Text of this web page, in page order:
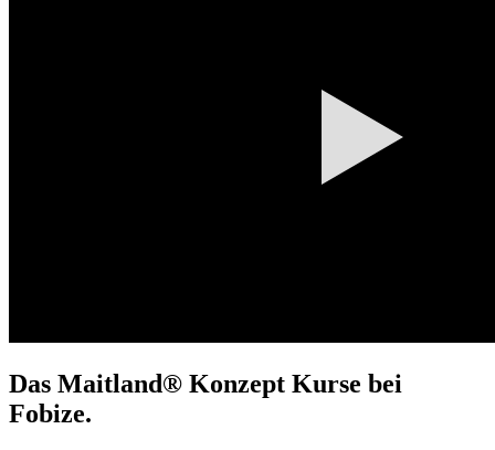
Das Maitland® Konzept Kurse bei
Fobize.